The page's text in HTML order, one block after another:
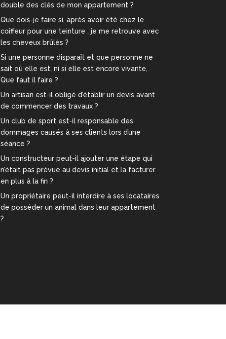
double des clés de mon appartement ?
Que dois-je faire si, après avoir été chez le
coiffeur pour une teinture , je me retrouve avec
les cheveux brûlés ?
Si une personne disparaît et que personne ne
sait où elle est, ni si elle est encore vivante,
Que faut il faire ?
Un artisan est-il obligé d’établir un devis avant
de commencer des travaux ?
Un club de sport est-il responsable des
dommages causés à ses clients lors d’une
séance ?
Un constructeur peut-il ajouter une étape qui
n’était pas prévue au devis initial et la facturer
en plus à la fin ?
Un propriétaire peut-il interdire à ses locataires
de posséder un animal dans leur appartement
?